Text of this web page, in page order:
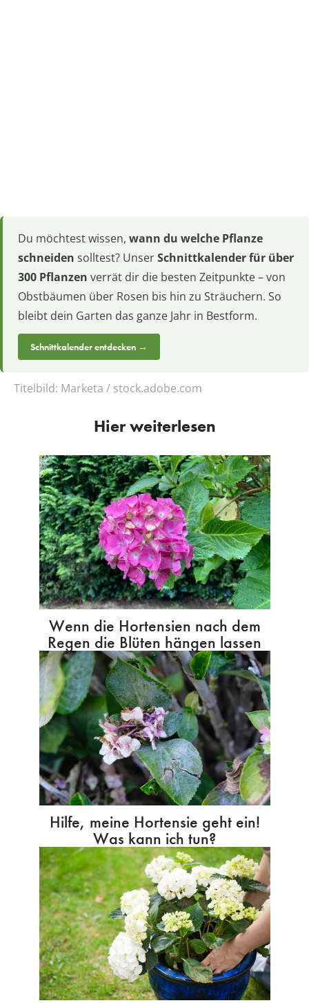
Du möchtest wissen, wann du welche Pflanze
schneiden solltest? UnserSchnittkalender für über
300 Pflanzen verrät dir die besten Zeitpunkte – von
Obstbäumen über Rosen bis hin zu Sträuchern. So
bleibt dein Garten das ganze Jahr in Bestform.
Schnittkalender entdecken →
Titelbild: Marketa / stock.adobe.com
Hier weiterlesen
Wenn die Hortensien nach dem
Regen die Blüten hängen lassen
Hilfe, meine Hortensie geht ein!
Was kann ich tun?